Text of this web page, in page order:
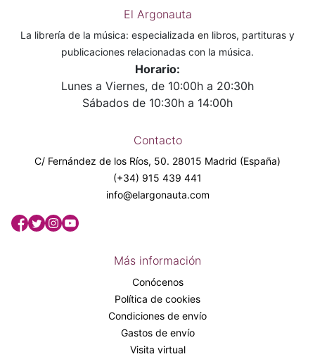
El Argonauta
La librería de la música: especializada en libros, partituras y
publicaciones relacionadas con la música.
Horario:
Lunes a Viernes, de 10:00h a 20:30h
Sábados de 10:30h a 14:00h
Contacto
C/ Fernández de los Ríos, 50. 28015 Madrid (España)
(+34) 915 439 441
info@elargonauta.com
Más información
Conócenos
Política de cookies
Condiciones de envío
Gastos de envío
Visita virtual